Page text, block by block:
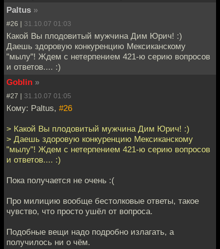
Paltus »
#26 | 31.10.07 01:03
Какой Вы плодовитый мужчина Дим Юрич! :)
Даешь здоровую конкуренцию Мексиканскому
"мылу"! Ждем с нетерпением 421-ю серию вопросов
и ответов.... :)
Goblin »
#27 | 31.10.07 01:05
Кому: Paltus, #26
> Какой Вы плодовитый мужчина Дим Юрич! :)
> Даешь здоровую конкуренцию Мексиканскому
"мылу"! Ждем с нетерпением 421-ю серию вопросов
и ответов.... :)
Пока получается не очень :(
Про милицию вообще бестолковые ответы, такое
чувство, что просто ушёл от вопроса.
Подобные вещи надо подробно излагать, а
получилось ни о чём.